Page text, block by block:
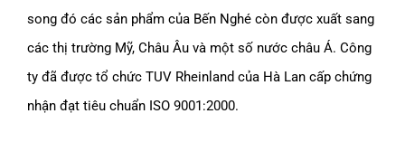
song đó các sản phẩm của Bến Nghé còn được xuất sang
các thị trường Mỹ, Châu Âu và một số nước châu Á. Công
ty đã được tổ chức TUV Rheinland của Hà Lan cấp chứng
nhận đạt tiêu chuẩn ISO 9001:2000.